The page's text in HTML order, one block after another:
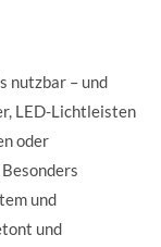
nutzbar – und
LED-Lichtleisten
oder
und
und